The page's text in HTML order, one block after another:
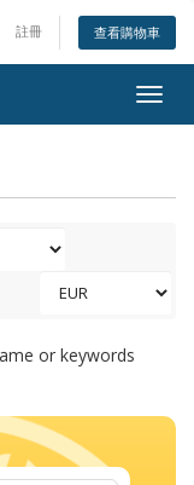
註冊 查看購物車
or keywords